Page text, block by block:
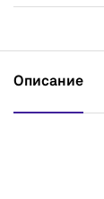
Описание